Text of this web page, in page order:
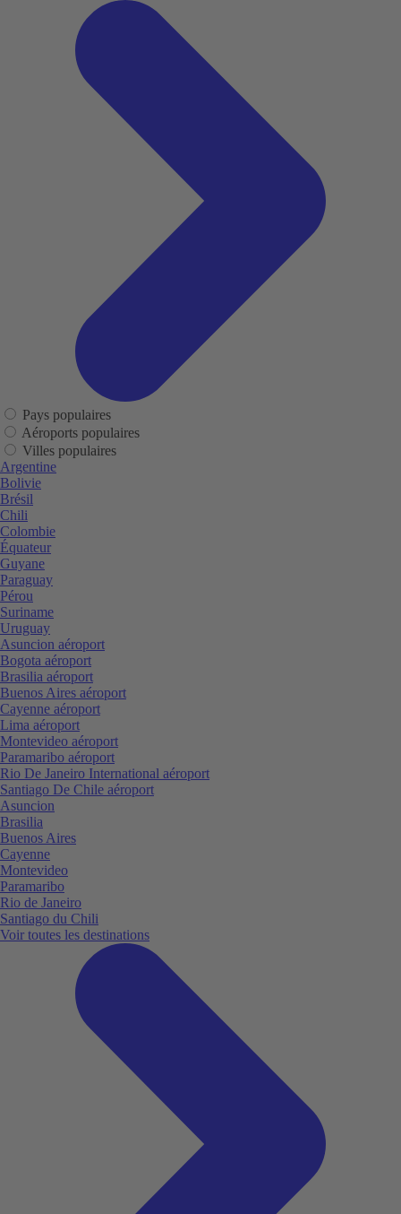
Pays populaires
Aéroports populaires
Villes populaires
Argentine
Bolivie
Brésil
Chili
Colombie
Équateur
Guyane
Paraguay
Pérou
Suriname
Uruguay
Asuncion aéroport
Bogota aéroport
Brasilia aéroport
Buenos Aires aéroport
Cayenne aéroport
Lima aéroport
Montevideo aéroport
Paramaribo aéroport
Rio De Janeiro International aéroport
Santiago De Chile aéroport
Asuncion
Brasilia
Buenos Aires
Cayenne
Montevideo
Paramaribo
Rio de Janeiro
Santiago du Chili
Voir toutes les destinations